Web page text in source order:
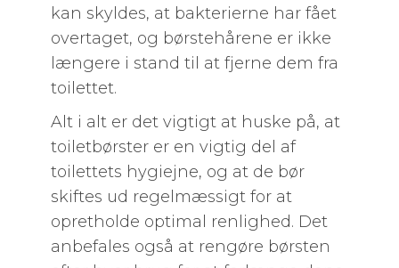
kan skyldes, at bakterierne har fået
overtaget, og børstehårene er ikke
længere i stand til at fjerne dem fra
toilettet.
Alt i alt er det vigtigt at huske på, at
toiletbørster er en vigtig del af
toilettets hygiejne, og at de bør
skiftes ud regelmæssigt for at
opretholde optimal renlighed. Det
anbefales også at rengøre børsten